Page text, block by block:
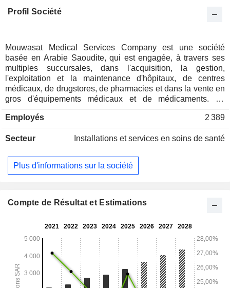
Profil Société
Mouwasat Medical Services Company est une société
basée en Arabie Saoudite, qui est engagée, à travers ses
multiples succursales, dans l'acquisition, la gestion,
l'exploitation et la maintenance d'hôpitaux, de centres
médicaux, de drugstores, de pharmacies et dans la vente en
gros d'équipements médicaux et de médicaments. La
médicaux, qui comprend les services d'hospitalisation et les
pharmaceutiques. La société exploite également des
de longue durée, le centre de réadaptation, l'unité de
traitement des accidents vasculaires cérébraux, le centre de
succursales et les filiales de la société comprennent Eastern
Employés 2 389
Secteur Installations et services en soins de santé
Plus d'informations sur la société
Compte de Résultat et Estimations